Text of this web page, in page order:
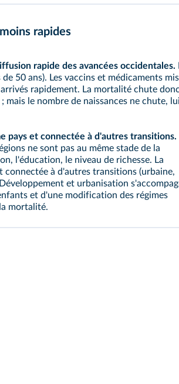
rapides
rapide des avancées occidentales.
50 ans). Les vaccins et médicaments
rapidement. La mortalité chute
le nombre de naissances ne chute,
pays et connectée à d'autres transitions.
ne sont pas au même stade de la
l'éducation, le niveau de richesse. La
à d'autres transitions (urbaine,
et urbanisation
et d'une modification des régimes
mortalité.